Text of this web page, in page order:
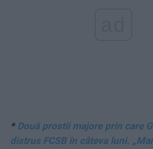
*Două prostii majore prin care
distrus FCSB în câteva luni.